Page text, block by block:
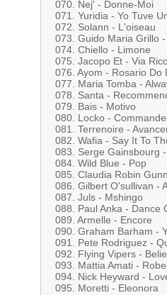
070. Nej' - Donne-Moi
071. Yuridia - Yo Tuve
072. Solann - L'oiseau
073. Guido Maria Grillo
074. Chiello - Limone
075. Jacopo Et - Via
076. Ayom - Rosario Do
077. Maria Tomba -
078. Santa -
079. Bais - Motivo
080. Locko -
081. Terrenoire -
082. Wafia - Say It To
083. Serge Gainsbourg
084. Wild Blue - Pop
085. Claudia Robin
086. Gilbert O'sullivan -
087. Juls - Mshingo
088. Paul Anka - Dance
089. Armelle - Encore
090. Graham Barham -
091. Pete Rodriguez -
092. Flying Vipers -
093. Mattia Amati -
094. Nick Heyward -
095. Moretti - Eleonora